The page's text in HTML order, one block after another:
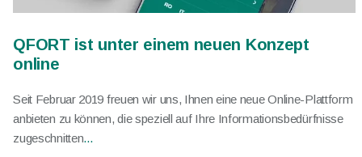
QFORT ist unter einem neuen Konzept
online
Seit Februar 2019 freuen wir uns, Ihnen eine neue Online-Plattform
anbieten zu können, die speziell auf Ihre Informationsbedürfnisse
zugeschnitten...